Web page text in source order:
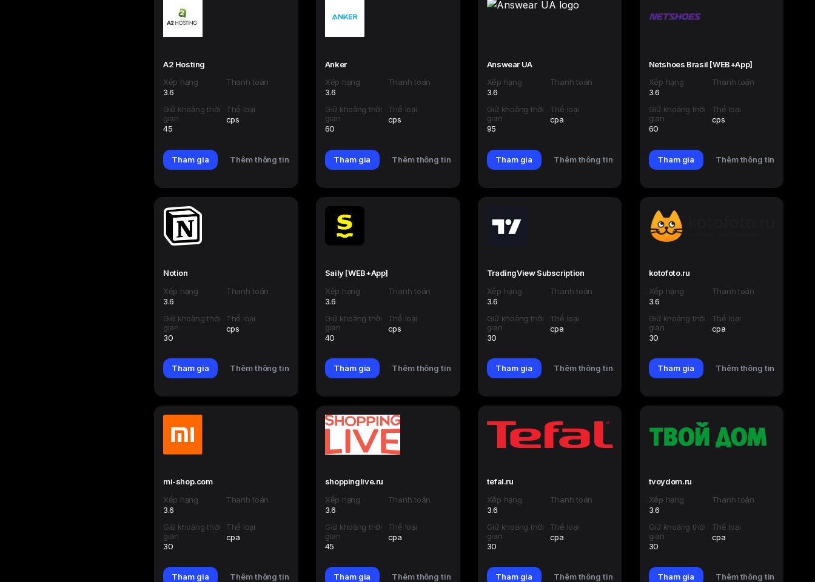
A2 Hosting
Xếp hạng
3.6
Thanh toán
Giữ khoảng thời
gian
45
Thể loại
cps
Tham gia Thêm thông tin
Anker
Xếp hạng
3.6
Thanh toán
Giữ khoảng thời
gian
60
Thể loại
cps
Tham gia Thêm thông tin
Answear UA
Xếp hạng
3.6
Thanh toán
Giữ khoảng thời
gian
95
Thể loại
cpa
Tham gia Thêm thông tin
Netshoes Brasil [WEB+App]
Xếp hạng
3.6
Thanh toán
Giữ khoảng thời
gian
60
Thể loại
cps
Tham gia Thêm thông tin
Notion
Xếp hạng
3.6
Thanh toán
Giữ khoảng thời
gian
30
Thể loại
cps
Tham gia Thêm thông tin
Saily [WEB+App]
Xếp hạng
3.6
Thanh toán
Giữ khoảng thời
gian
40
Thể loại
cps
Tham gia Thêm thông tin
TradingView Subscription
Xếp hạng
3.6
Thanh toán
Giữ khoảng thời
gian
30
Thể loại
cpa
Tham gia Thêm thông tin
kotofoto.ru
Xếp hạng
3.6
Thanh toán
Giữ khoảng thời
gian
30
Thể loại
cpa
Tham gia Thêm thông tin
mi-shop.com
Xếp hạng
3.6
Thanh toán
Giữ khoảng thời
gian
30
Thể loại
cpa
Tham gia Thêm thông tin
shoppinglive.ru
Xếp hạng
3.6
Thanh toán
Giữ khoảng thời
gian
45
Thể loại
cpa
Tham gia Thêm thông tin
tefal.ru
Xếp hạng
3.6
Thanh toán
Giữ khoảng thời
gian
30
Thể loại
cpa
Tham gia Thêm thông tin
tvoydom.ru
Xếp hạng
3.6
Thanh toán
Giữ khoảng thời
gian
30
Thể loại
cpa
Tham gia Thêm thông tin